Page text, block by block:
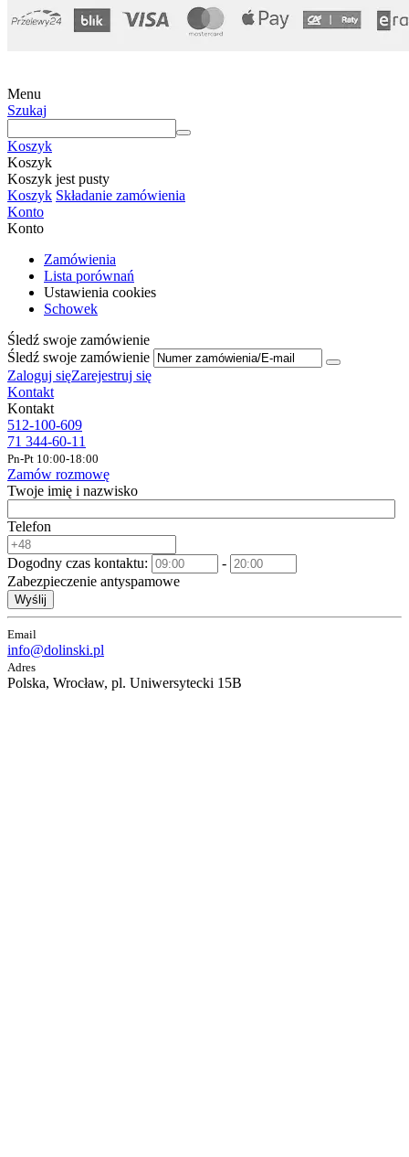
Menu
Szukaj
Koszyk
Koszyk
Koszyk jest pusty
Koszyk Składanie zamówienia
Konto
Konto
Zamówienia
Lista porównań
Ustawienia cookies
Schowek
Śledź swoje zamówienie
Śledź swoje zamówienie
Zaloguj sięZarejestruj się
Kontakt
Kontakt
512-100-609
71 344-60-11
Pn-Pt 10:00-18:00
Zamów rozmowę
Twoje imię i nazwisko
Telefon
Dogodny czas kontaktu:
-
Zabezpieczenie antyspamowe
Wyślij
Email
info@dolinski.pl
Adres
Polska, Wrocław, pl. Uniwersytecki 15B